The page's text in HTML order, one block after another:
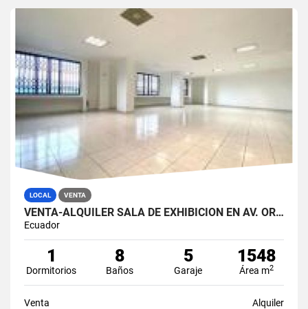
LOCAL VENTA
VENTA-ALQUILER SALA DE EXHIBICIÓN EN AV. ORELLANA JUAN TANCA MARENGO
Ecuador
1
Dormitorios
8
Baños
5
Garaje
1548
Área m2
Venta Alquiler